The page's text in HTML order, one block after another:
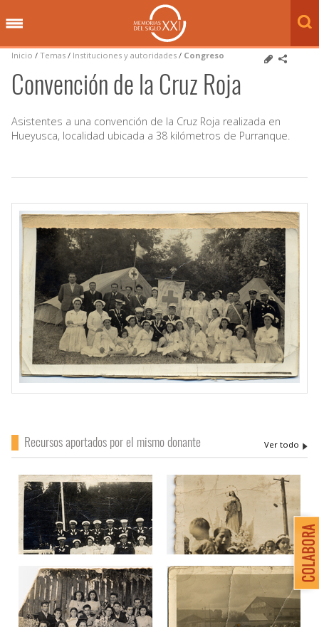
Inicio / Temas / Instituciones y autoridades / Congreso
Convención de la Cruz Roja
Asistentes a una convención de la Cruz Roja realizada en
Hueyusca, localidad ubicada a 38 kilómetros de Purranque.
Recursos aportados por el mismo donante